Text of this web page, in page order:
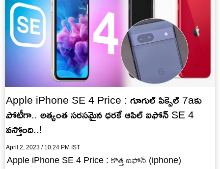
Apple iPhone SE 4 Price : గూగుల్ పిక్సెల్ 7aకు
పోటీగా.. అత్యంత సరసమైన ధరకే ఆపిల్ ఐఫోన్ SE 4
వస్తోంది..!
April 2, 2023 / 10:24 PM IST
Apple iPhone SE 4 Price : కొత్త ఐఫోన్ (iphone)